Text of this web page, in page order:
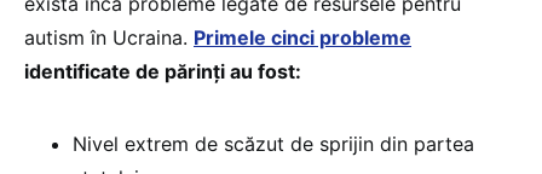
autism în Ucraina. Primele cinci probleme
identificate de părinți au fost:
Nivel extrem de scăzut de sprijin din partea